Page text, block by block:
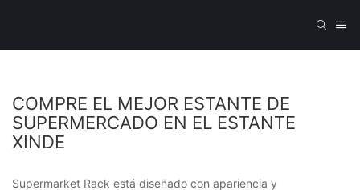
COMPRE EL MEJOR ESTANTE DE
SUPERMERCADO EN EL ESTANTE
XINDE
Supermarket Rack está diseñado con apariencia y